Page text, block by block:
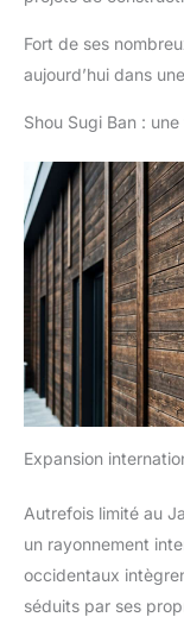
Fort de ses
aujourd’hui dans
Shou Sugi Ban :
Expansion
Autrefois limité au
un rayonnement
occidentaux
séduits par ses